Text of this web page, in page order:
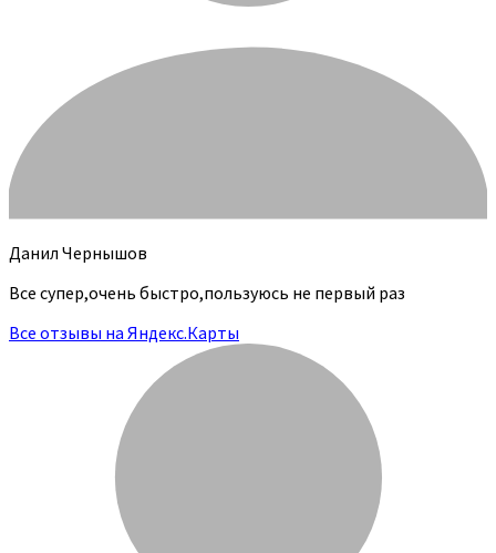
Данил Чернышов
Все супер,очень быстро,пользуюсь не первый раз
Все отзывы на Яндекс.Карты